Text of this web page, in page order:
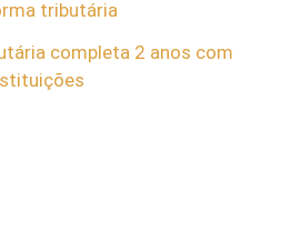
tributária
completa 2 anos com